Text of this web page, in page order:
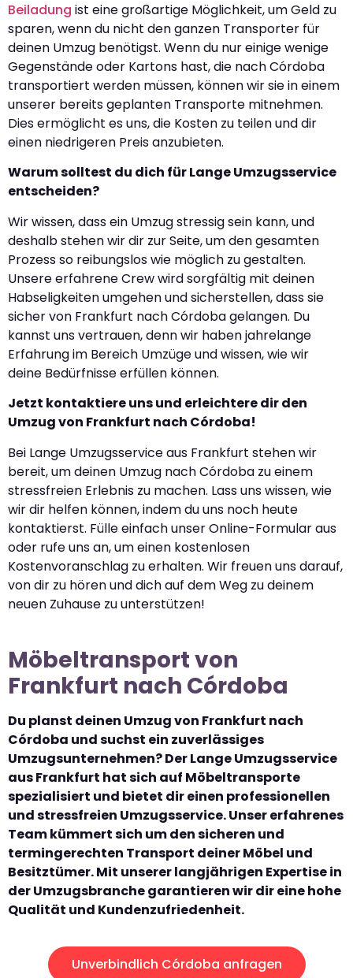
Beiladung ist eine großartige Möglichkeit, um Geld zu
sparen, wenn du nicht den ganzen Transporter für
deinen Umzug benötigst. Wenn du nur einige wenige
Gegenstände oder Kartons hast, die nach Córdoba
transportiert werden müssen, können wir sie in einem
unserer bereits geplanten Transporte mitnehmen.
Dies ermöglicht es uns, die Kosten zu teilen und dir
einen niedrigeren Preis anzubieten.
Warum solltest du dich für Lange Umzugsservice
entscheiden?
Wir wissen, dass ein Umzug stressig sein kann, und
deshalb stehen wir dir zur Seite, um den gesamten
Prozess so reibungslos wie möglich zu gestalten.
Unsere erfahrene Crew wird sorgfältig mit deinen
Habseligkeiten umgehen und sicherstellen, dass sie
sicher von Frankfurt nach Córdoba gelangen. Du
kannst uns vertrauen, denn wir haben jahrelange
Erfahrung im Bereich Umzüge und wissen, wie wir
deine Bedürfnisse erfüllen können.
Jetzt kontaktiere uns und erleichtere dir den
Umzug von Frankfurt nach Córdoba!
Bei Lange Umzugsservice aus Frankfurt stehen wir
bereit, um deinen Umzug nach Córdoba zu einem
stressfreien Erlebnis zu machen. Lass uns wissen, wie
wir dir helfen können, indem du uns noch heute
kontaktierst. Fülle einfach unser Online-Formular aus
oder rufe uns an, um einen kostenlosen
Kostenvoranschlag zu erhalten. Wir freuen uns darauf,
von dir zu hören und dich auf dem Weg zu deinem
neuen Zuhause zu unterstützen!
Möbeltransport von
Frankfurt nach Córdoba
Du planst deinen Umzug von Frankfurt nach
Córdoba und suchst ein zuverlässiges
Umzugsunternehmen? Der Lange Umzugsservice
aus Frankfurt hat sich auf Möbeltransporte
spezialisiert und bietet dir einen professionellen
und stressfreien Umzugsservice. Unser erfahrenes
Team kümmert sich um den sicheren und
termingerechten Transport deiner Möbel und
Besitztümer. Mit unserer langjährigen Expertise in
der Umzugsbranche garantieren wir dir eine hohe
Qualität und Kundenzufriedenheit.
Unverbindlich Córdoba anfragen